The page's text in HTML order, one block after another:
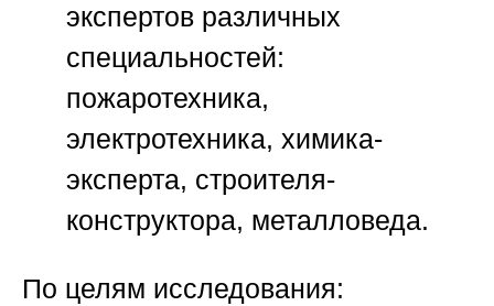
экспертов различных
специальностей:
пожаротехника,
электротехника, химика-
эксперта, строителя-
конструктора, металловеда.
По целям исследования: